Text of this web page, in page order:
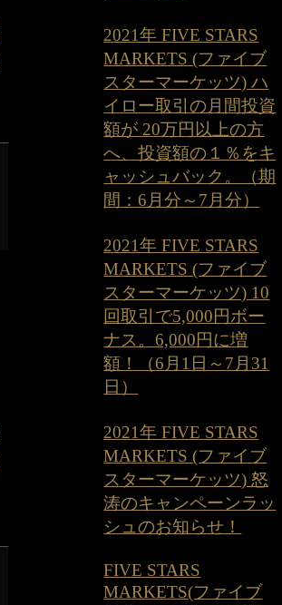
2021年 FIVE STARS
MARKETS (ファイブ
スターマーケッツ) ハ
イロー取引の月間投資
額が 20万円以上の方
へ、投資額の１％をキ
ャッシュバック。（期
間：6月分～7月分）
2021年 FIVE STARS
MARKETS (ファイブ
スターマーケッツ) 10
回取引で5,000円ボー
ナス。6,000円に増
額！（6月1日～7月31
日）
2021年 FIVE STARS
MARKETS (ファイブ
スターマーケッツ) 怒
涛のキャンペーンラッ
シュのお知らせ！
FIVE STARS
MARKETS(ファイブ